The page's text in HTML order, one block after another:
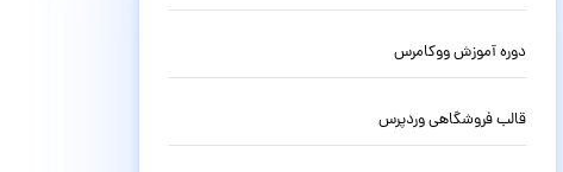
دوره آموزش ووکامرس
قالب فروشگاهی وردپرس